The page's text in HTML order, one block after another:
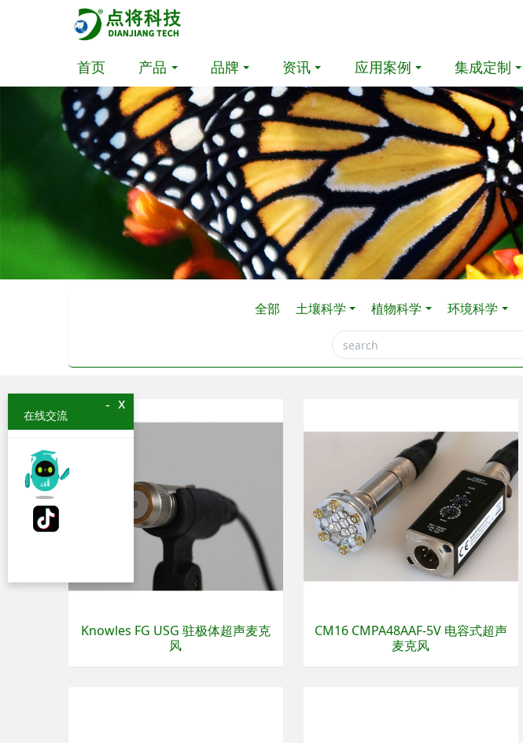
首页 产品 品牌 资讯 应用案例 集成定制
全部 土壤科学 植物科学 环境科学
Knowles FG USG 驻极体超声麦克
风
CM16 CMPA48AAF-5V 电容式超声
麦克风
x
-
在线交流